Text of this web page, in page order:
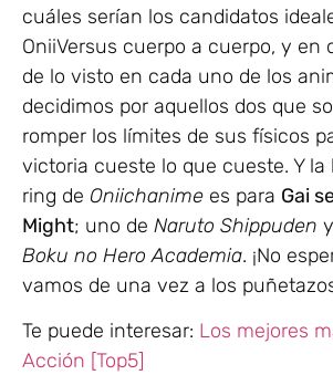
cuáles serían los candidatos
OniiVersus cuerpo a cuerpo, y en
de lo visto en cada uno de los
decidimos por aquellos dos que
romper los límites de sus físicos
victoria cueste lo que cueste. Y la
ring de Oniichanime es para Gai
Might; uno de Naruto Shippuden
Boku no Hero Academia. ¡No
vamos de una vez a los
Te puede interesar: Los mejores
Acción [Top5]